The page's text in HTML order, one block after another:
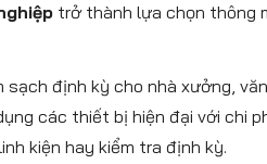
trở thành lựa chọn thông
sạch định kỳ cho nhà xưởng,
các thiết bị hiện đại với chi
kiện hay kiểm tra định kỳ.